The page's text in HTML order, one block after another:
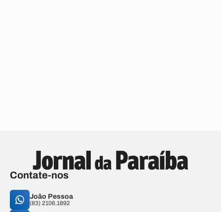
Contate-nos
João Pessoa
(83) 2106.1892